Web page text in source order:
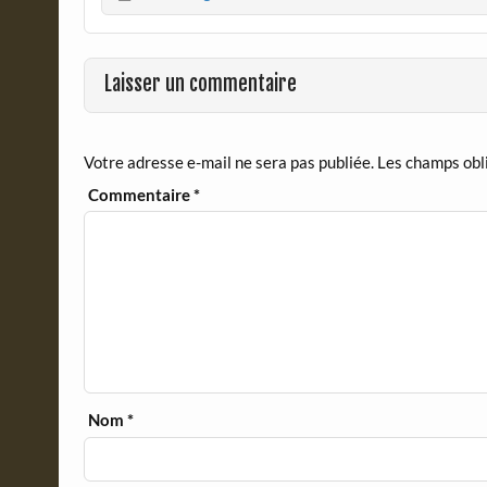
b
o
o
k
t
F
r
i
l
y
Laisser un commentaire
Votre adresse e-mail ne sera pas publiée. Les champs
Commentaire*
Nom*